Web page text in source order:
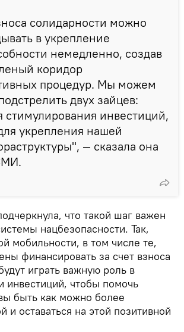
солидарности можно
в укрепление
немедленно, создав
коридор
процедур. Мы можем
двух зайцев:
стимулирования инвестиций,
укрепления нашей
— сказала она
что такой шаг важен
нацбезопасности. Так,
мобильности, в том числе те,
финансировать за счет взноса
играть важную роль в
инвестиций, чтобы помочь
быть как можно более
и оставаться на этой позитивной